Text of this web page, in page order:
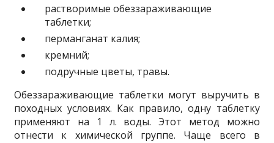
растворимые обеззараживающие
таблетки;
перманганат калия;
кремний;
подручные цветы, травы.
Обеззараживающие таблетки могут выручить в
походных условиях. Как правило, одну таблетку
применяют на 1 л. воды. Этот метод можно
отнести к химической группе. Чаще всего в